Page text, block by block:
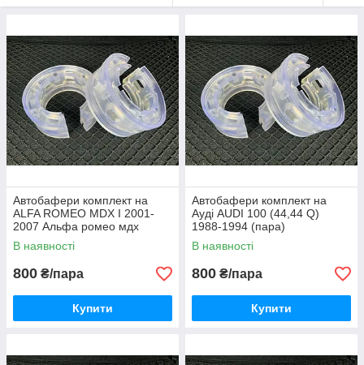
Автобафери комплект на
ALFA ROMEO MDX I 2001-
2007 Альфа ромео мдх
(пара)
В наявності
800 ₴/пара
Купити
Автобафери комплект на
Ауді AUDI 100 (44,44 Q)
1988-1994 (пара)
В наявності
800 ₴/пара
Купити